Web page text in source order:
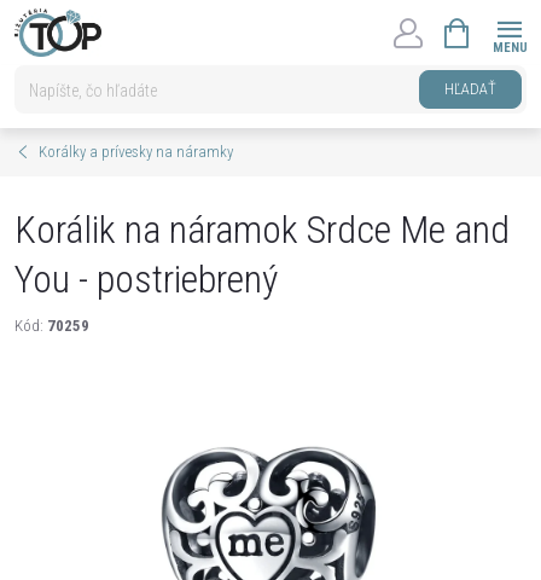
Prejsť
na
HĽADAŤ
KOŠÍK
Korálky a prívesky na náramky
Korálik na náramok Srdce Me and
You - postriebrený
Kód: 70259